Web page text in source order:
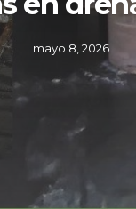
mayo 8, 2026